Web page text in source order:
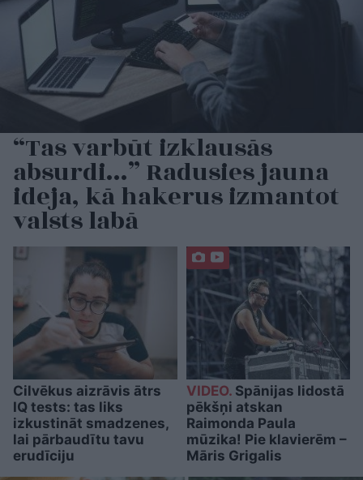
“Tas varbūt izklausās
absurdi…” Radusies jauna
ideja, kā hakerus izmantot
valsts labā
Cilvēkus aizrāvis ātrs
IQ tests: tas liks
izkustināt smadzenes,
lai pārbaudītu tavu
erudīciju
VIDEO.Spānijas lidostā
pēkšņi atskan
Raimonda Paula
mūzika! Pie klavierēm –
Māris Grigalis